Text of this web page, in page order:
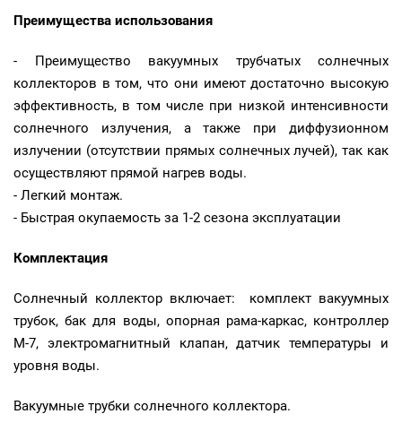
Преимущества использования
- Преимущество вакуумных трубчатых солнечных
коллекторов в том, что они имеют достаточно высокую
эффективность, в том числе при низкой интенсивности
солнечного излучения, а также при диффузионном
излучении (отсутствии прямых солнечных лучей), так как
осуществляют прямой нагрев воды.
- Легкий монтаж.
- Быстрая окупаемость за 1-2 сезона эксплуатации
Комплектация
Солнечный коллектор включает: комплект вакуумных
трубок, бак для воды, опорная рама-каркас, контроллер
М-7, электромагнитный клапан, датчик температуры и
уровня воды.
Вакуумные трубки солнечного коллектора.